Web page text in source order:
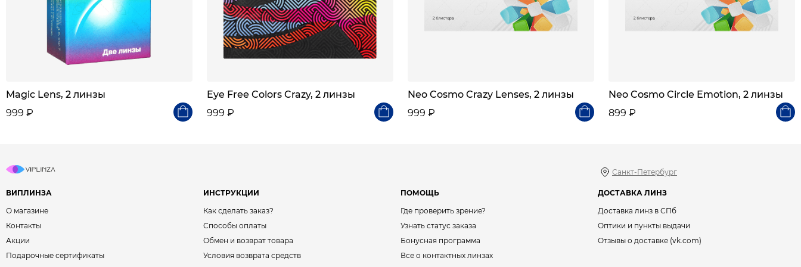
Magic Lens, 2 линзы
999 ₽
Eye Free Colors Crazy, 2 линзы
999 ₽
Neo Cosmo Crazy Lenses, 2 линзы
999 ₽
Neo Cosmo Circle Emotion, 2 линзы
899 ₽
Санкт-Петербург
ВИПЛИНЗА
О магазине
Контакты
Акции
Подарочные сертификаты
ИНСТРУКЦИИ
Как сделать заказ?
Способы оплаты
Обмен и возврат товара
Условия возврата средств
ПОМОЩЬ
Где проверить зрение?
Узнать статус заказа
Бонусная программа
Все о контактных линзах
ДОСТАВКА ЛИНЗ
Доставка линз в СПб
Оптики и пункты выдачи
Отзывы о доставке (vk.com)